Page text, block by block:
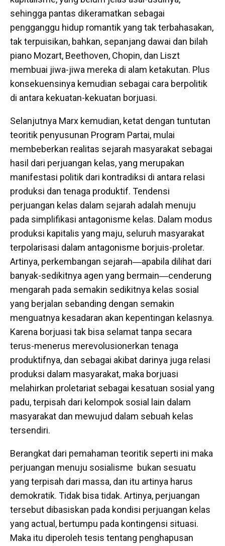
sehingga pantas dikeramatkan sebagai
pengganggu hidup romantik yang tak terbahasakan,
tak terpuisikan, bahkan, sepanjang dawai dan bilah
piano Mozart, Beethoven, Chopin, dan Liszt
membuai jiwa-jiwa mereka di alam ketakutan. Plus
konsekuensinya kemudian sebagai cara berpolitik
di antara kekuatan-kekuatan borjuasi.
Selanjutnya Marx kemudian, ketat dengan tuntutan
teoritik penyusunan Program Partai, mulai
membeberkan realitas sejarah masyarakat sebagai
hasil dari perjuangan kelas, yang merupakan
manifestasi politik dari kontradiksi di antara relasi
produksi dan tenaga produktif. Tendensi
perjuangan kelas dalam sejarah adalah menuju
pada simplifikasi antagonisme kelas. Dalam modus
produksi kapitalis yang maju, seluruh masyarakat
terpolarisasi dalam antagonisme borjuis-proletar.
Artinya, perkembangan sejarah―apabila dilihat dari
banyak-sedikitnya agen yang bermain―cenderung
mengarah pada semakin sedikitnya kelas sosial
yang berjalan sebanding dengan semakin
menguatnya kesadaran akan kepentingan kelasnya.
Karena borjuasi tak bisa selamat tanpa secara
terus-menerus merevolusionerkan tenaga
produktifnya, dan sebagai akibat darinya juga relasi
produksi dalam masyarakat, maka borjuasi
melahirkan proletariat sebagai kesatuan sosial yang
padu, terpisah dari kelompok sosial lain dalam
masyarakat dan mewujud dalam sebuah kelas
tersendiri.
Berangkat dari pemahaman teoritik seperti ini maka
perjuangan menuju sosialisme bukan sesuatu
yang terpisah dari massa, dan itu artinya harus
demokratik. Tidak bisa tidak. Artinya, perjuangan
tersebut dibasiskan pada kondisi perjuangan kelas
yang actual, bertumpu pada kontingensi situasi.
Maka itu diperoleh tesis tentang penghapusan